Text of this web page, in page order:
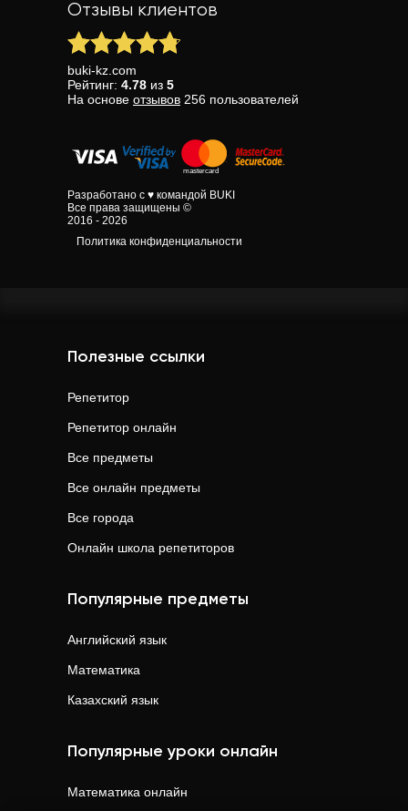
Отзывы клиентов
buki-kz.com
Рейтинг: 4.78 из 5
На основе отзывов 256 пользователей
Разработано с ♥ командой BUKI
Все права защищены ©
2016 - 2026
Политика конфиденциальности
Полезные ссылки
Репетитор
Репетитор онлайн
Все предметы
Все онлайн предметы
Все города
Онлайн школа репетиторов
Популярные предметы
Английский язык
Математика
Казахский язык
Популярные уроки онлайн
Математика онлайн